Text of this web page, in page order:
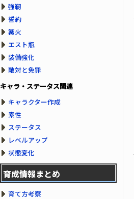
強靭
誓約
篝火
エスト瓶
装備強化
敵対と免罪
キャラ・ステータス関連
キャラクター作成
素性
ステータス
レベルアップ
状態変化
育成情報まとめ
育て方考察